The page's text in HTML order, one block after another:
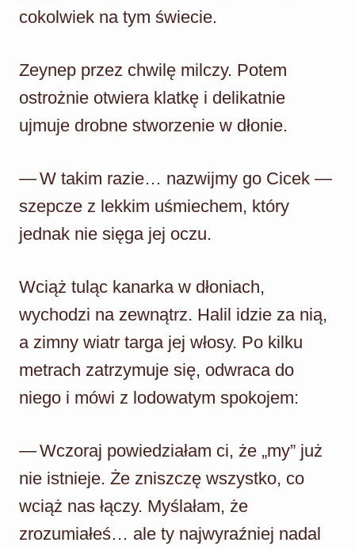
cokolwiek na tym świecie.
Zeynep przez chwilę milczy. Potem
ostrożnie otwiera klatkę i delikatnie
ujmuje drobne stworzenie w dłonie.
— W takim razie… nazwijmy go Cicek —
szepcze z lekkim uśmiechem, który
jednak nie sięga jej oczu.
Wciąż tuląc kanarka w dłoniach,
wychodzi na zewnątrz. Halil idzie za nią,
a zimny wiatr targa jej włosy. Po kilku
metrach zatrzymuje się, odwraca do
niego i mówi z lodowatym spokojem:
— Wczoraj powiedziałam ci, że „my” już
nie istnieje. Że zniszczę wszystko, co
wciąż nas łączy. Myślałam, że
zrozumiałeś… ale ty najwyraźniej nadal